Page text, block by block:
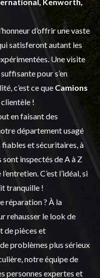
d’offrir une vaste
satisferont autant les
Une visite
pour s’en
c’est ce que Camions
!
en faisant des
département usagé
et sécuritaires, à
inspectés de A à Z
entretien . C’est l’idéal, si
tranquille !
réparation ? À la
rehausser le look de
depièces et
problèmes plus sérieux
notre équipe de
personnes expertes et